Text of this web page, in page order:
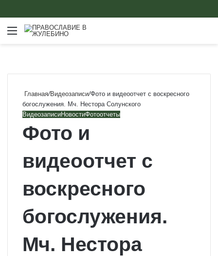
Меню
Главная/Видеозаписи/Фото и видеоотчет с воскресного
богослужения. Мч. Нестора Солунского
ВидеозаписиНовостиФотоотчеты
Фото и
видеоотчет с
воскресного
богослужения.
Мч. Нестора